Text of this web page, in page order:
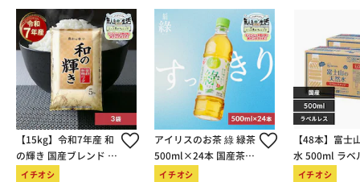
【15kg】令和7年産 和
の輝き 国産ブレンド 5
kg×3袋
イチオシ
アイリスのお茶 綠 緑茶
500ml×24本 国産茶葉
100％使用
イチオシ
【48本】富士
水 500ml ラベ
イチオシ